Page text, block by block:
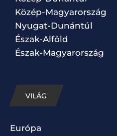
Közép-Magyarország
Nyugat-Dunántúl
Észak-Alföld
Észak-Magyarország
VILÁG
Európa